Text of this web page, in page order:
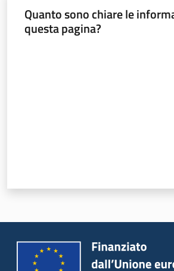
Quanto sono chiare le
questa pagina?